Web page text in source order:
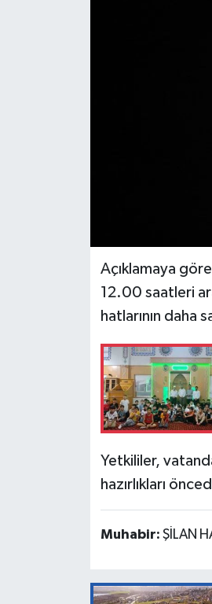
Açıklamaya
12.00 saatleri
hatlarının daha
Yetkililer,
hazırlıkları
Muhabir: ŞİLAN